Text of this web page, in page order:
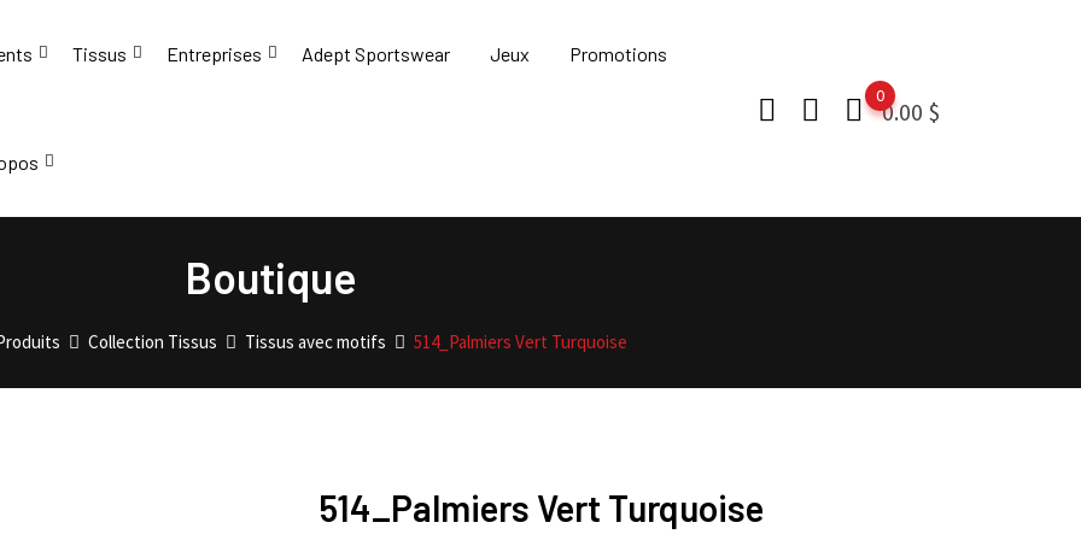
Tissus Entreprises Adept Sportswear Jeux Promotions
0.00 $
0
Boutique
Collection Tissus Tissus avec motifs 514_Palmiers Vert Turquoise
514_Palmiers Vert Turquoise